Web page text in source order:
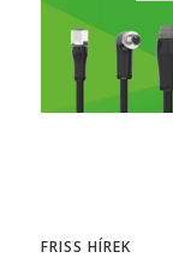
FRISS HÍREK